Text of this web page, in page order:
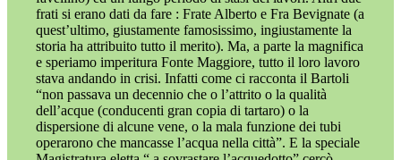
frati si erano dati da fare : Frate Alberto e Fra Bevignate (a
quest’ultimo, giustamente famosissimo, ingiustamente la
storia ha attribuito tutto il merito). Ma, a parte la magnifica
e speriamo imperitura Fonte Maggiore, tutto il loro lavoro
stava andando in crisi. Infatti come ci racconta il Bartoli
“non passava un decennio che o l’attrito o la qualità
dell’acque (conducenti gran copia di tartaro) o la
dispersione di alcune vene, o la mala funzione dei tubi
operarono che mancasse l’acqua nella città”. E la speciale